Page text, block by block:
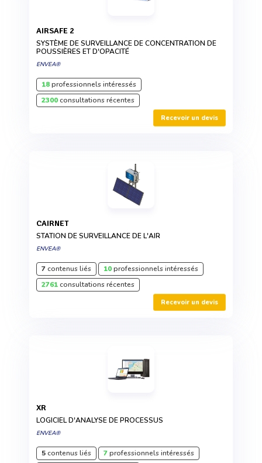
AIRSAFE 2
SYSTÈME DE SURVEILLANCE DE CONCENTRATION DE
POUSSIÈRES ET D'OPACITÉ
ENVEA®
18professionnels intéressés
2300consultations récentes
Recevoir un devis
CAIRNET
STATION DE SURVEILLANCE DE L'AIR
ENVEA®
7contenus liés 10professionnels intéressés
2761consultations récentes
Recevoir un devis
XR
LOGICIEL D'ANALYSE DE PROCESSUS
ENVEA®
5contenus liés 7professionnels intéressés